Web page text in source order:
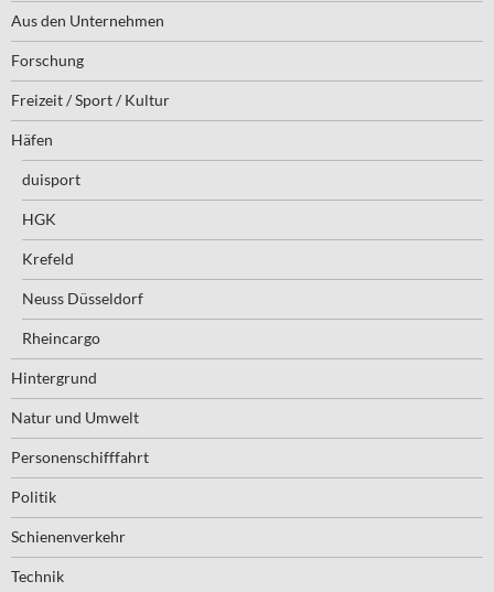
Aus den Unternehmen
Forschung
Freizeit / Sport / Kultur
Häfen
duisport
HGK
Krefeld
Neuss Düsseldorf
Rheincargo
Hintergrund
Natur und Umwelt
Personenschifffahrt
Politik
Schienenverkehr
Technik